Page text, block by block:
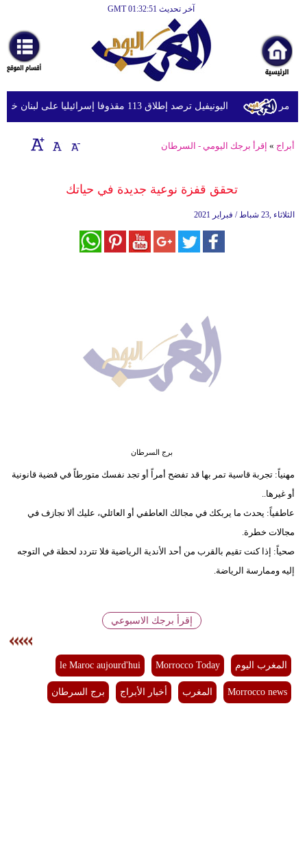
آخر تحديث GMT 01:32:51
أخبارعاجلة
رياضة
ثقافة
إقتصاد
تعليم
مرأة
بيئة
اليونيفيل ترصد إطلاق 113 مقذوفا إسرائيليا على لبنان خلال يوم واحد
أبراج » إقرأ برجك اليومي - السرطان
تحقق قفزة نوعية جديدة في حياتك
الثلاثاء ,23 شباط / فبراير 2021
برج السرطان
مهنياً: تجربة قاسية تمر بها قد تفضح أمراً أو تجد نفسك متورطاً في قضية قانونية
أو غيرها..
عاطفياً: يحدث ما يربكك في مجالك العاطفي أو العائلي، عليك ألا تجازف في
مجالات خطرة.
صحياً: إذا كنت تقيم بالقرب من أحد الأندية الرياضية فلا تتردد لحظة في التوجه
إليه وممارسة الرياضة.
إقرأ برجك الاسبوعي
المغرب اليوم Morrocco Today
le Maroc aujourd'hui
Morrocco news المغرب أخبار الأبراج برج السرطان